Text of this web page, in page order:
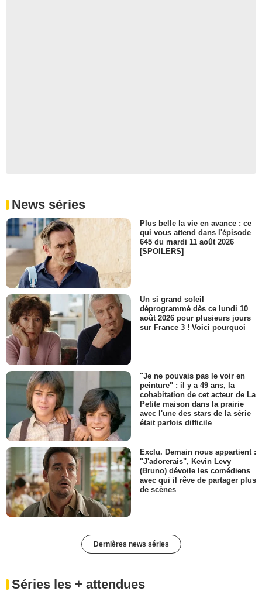
News séries
Plus belle la vie en avance : ce
qui vous attend dans l'épisode
645 du mardi 11 août 2026
[SPOILERS]
Un si grand soleil
déprogrammé dès ce lundi 10
août 2026 pour plusieurs jours
sur France 3 ! Voici pourquoi
"Je ne pouvais pas le voir en
peinture" : il y a 49 ans, la
cohabitation de cet acteur de La
Petite maison dans la prairie
avec l'une des stars de la série
était parfois difficile
Exclu. Demain nous appartient :
"J'adorerais", Kevin Levy
(Bruno) dévoile les comédiens
avec qui il rêve de partager plus
de scènes
Dernières news séries
Séries les + attendues